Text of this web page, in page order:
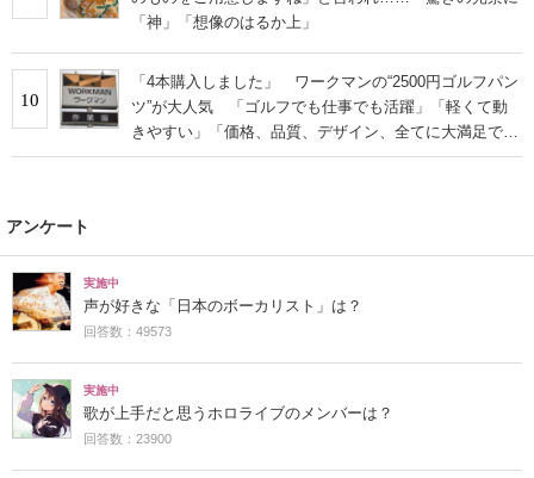
「神」「想像のはるか上」
10
「4本購入しました」 ワークマンの“2500円ゴルフパン
ツ”が大人気 「ゴルフでも仕事でも活躍」「軽くて動
きやすい」「価格、品質、デザイン、全てに大満足で
す」
アンケート
実施中
声が好きな「日本のボーカリスト」は？
回答数：49573
実施中
歌が上手だと思うホロライブのメンバーは？
回答数：23900